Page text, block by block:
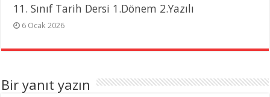
11. Sınıf Tarih Dersi 1.Dönem 2.Yazılı
6 Ocak 2026
Bir yanıt yazın